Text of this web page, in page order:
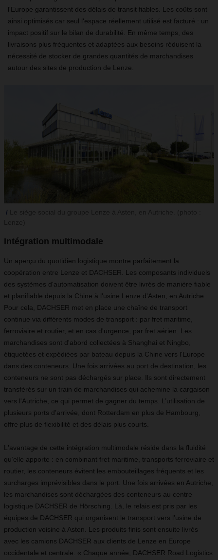
l'Europe garantissent des délais de transit fiables. Les coûts sont
ainsi optimisés car seul l'espace réellement utilisé est facturé : un
impact positif sur le bilan de durabilité. En même temps, des
livraisons plus fréquentes et adaptées aux besoins réduisent la
nécessité de stocker de grandes quantités de marchandises
autour des sites de production de Lenze.
Intégration multimodale
Un aperçu du quotidien logistique montre parfaitement la
coopération entre Lenze et DACHSER. Les composants individuels
des systèmes d'automatisation doivent être livrés de manière fiable
et planifiable depuis la Chine à l'usine Lenze d'Asten, en Autriche.
Pour cela, DACHSER met en place une chaîne de transport
continue via différents modes de transport : par fret maritime,
ferroviaire et routier, et en cas d'urgence, par fret aérien. Les
marchandises sont d'abord collectées à Shanghai et Ningbo,
étiquetées et expédiées par bateau depuis la Chine vers l'Europe
dans des conteneurs. Une fois arrivées au port de destination, les
conteneurs ne sont pas déchargés sur place. Ils sont directement
transférés sur un train de marchandises qui achemine la cargaison
vers l'Autriche, ce qui permet de gagner du temps. L’utilisation de
plusieurs ports d’arrivée, dont Rotterdam en plus de Hambourg,
offre plus de flexibilité et des délais plus courts.
L'avantage de cette intégration multimodale réside dans la fluidité
qu’elle apporte : en combinant fret maritime, transports ferroviaire et
routier, les conteneurs évitent les embouteillages fréquents et les
surcharges imprévisibles dans le port. Une fois arrivées en Autriche,
les marchandises sont déchargées des conteneurs au centre
logistique DACHSER de Hörsching. Là, le relais est pris par les
équipes de DACHSER qui organisent le transport vers l'usine de
production voisine à Asten. Les produits finis sont ensuite livrés
avec les camions DACHSER aux clients de Lenze en Europe
occidentale et centrale. « Chaque année, DACHSER Road Logistics